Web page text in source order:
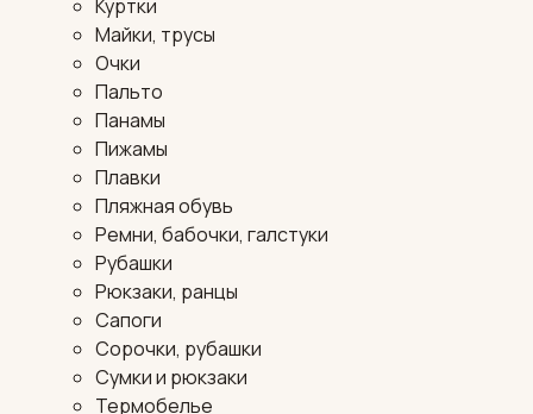
Куртки
Майки, трусы
Очки
Пальто
Панамы
Пижамы
Плавки
Пляжная обувь
Ремни, бабочки, галстуки
Рубашки
Рюкзаки, ранцы
Сапоги
Сорочки, рубашки
Сумки и рюкзаки
Термобелье